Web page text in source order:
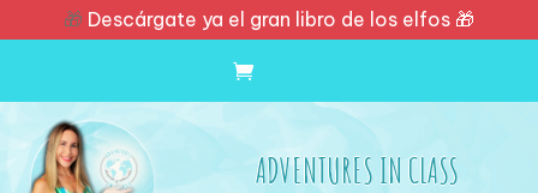
🎁 Descárgate ya el gran libro de los elfos 🎁
ADVENTURES IN CLASS